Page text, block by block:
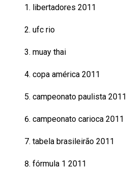
libertadores 2011
ufc rio
muay thai
copa américa 2011
campeonato paulista 2011
campeonato carioca 2011
tabela brasileirão 2011
fórmula 1 2011